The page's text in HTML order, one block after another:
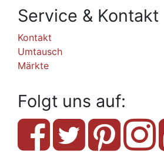
Service & Kontakt
Kontakt
Umtausch
Märkte
Folgt uns auf: